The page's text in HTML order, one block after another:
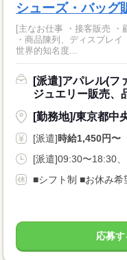
シューズ・バッグ
[主なお仕事 ・接客販売 ・
・商品陳列、ディスプレ
世界的知名度...
[派遣]アパレル(フ
ジュエリー販売、
[勤務地]/東京都中
[派遣]時給1,450円〜
[派遣]09:30〜18:30
■シフト制 ■お休み希
応募す